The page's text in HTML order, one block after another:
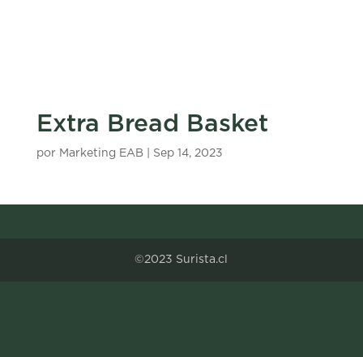
Extra Bread Basket
por Marketing EAB| Sep 14, 2023
©2023 Surista.cl